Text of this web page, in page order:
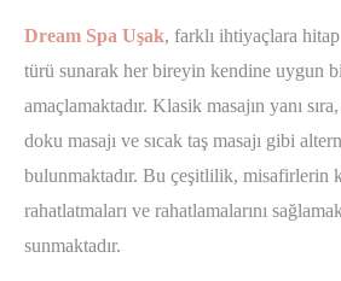
Dream Spa Uşak, farklı ihtiyaçlara
türü sunarak her bireyin kendine uygun
amaçlamaktadır. Klasik masajın yanı
doku masajı ve sıcak taş masajı gibi
bulunmaktadır. Bu çeşitlilik, misafirlerin
rahatlatmaları ve rahatlamalarını
sunmaktadır.